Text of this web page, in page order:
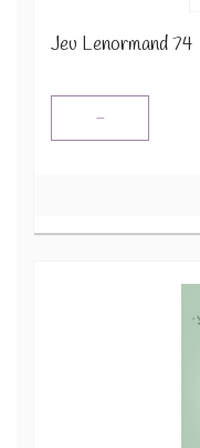
Jeu Lenormand 74
-